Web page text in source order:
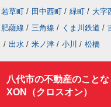
若草町 / 田中西町 / 緑町 / 大字
肥薩線 / 三角線 / くま川鉄道 /
/ 出水 / 米ノ津 / 小川 / 松橋
八代市の不動産のこと
XON（クロスオン）